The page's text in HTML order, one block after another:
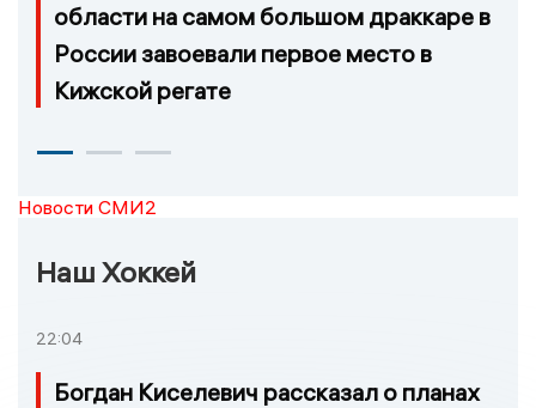
области на самом большом драккаре в
России завоевали первое место в
Кижской регате
Новости СМИ2
Наш Хоккей
22:04
Богдан Киселевич рассказал о планах